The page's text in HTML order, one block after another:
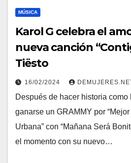
MÚSICA
Karol G celebra el
nueva canción
Tiësto
16/02/2024
Después de hacer historia como
ganarse un GRAMMY por
Urbana” con “Mañana Será
el momento con su nuevo…